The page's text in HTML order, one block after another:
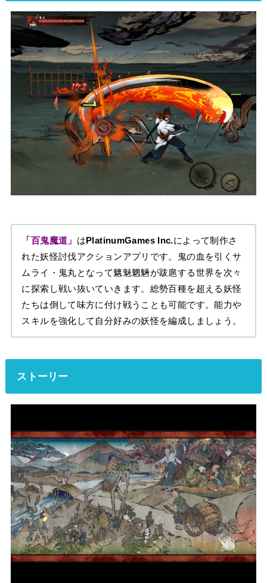
「百鬼魔道」 はPlatinumGames Inc.によって制作さ
れた妖怪討伐アクションアプリです。鬼の血を引くサ
ムライ・鬼丸となって魑魅魍魎が跋扈する世界を次々
に探索し戦い抜いていきます。総勢百種を超える妖怪
たちは倒して味方に付け戦うことも可能です。能力や
スキルを強化して自分好みの妖怪を編成しましょう。
ストーリー